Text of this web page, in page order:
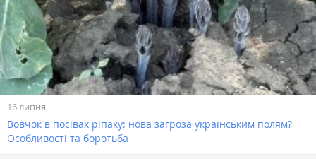
16 липня
Вовчок в посівах ріпаку: нова загроза українським полям?
Особливості та боротьба